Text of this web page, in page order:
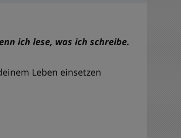
ich lese, was ich schreibe.
Leben einsetzen